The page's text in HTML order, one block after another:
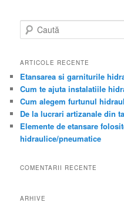
Caută
ARTICOLE RECENTE
Etansarea si garniturile
Cum te ajuta instalatiile
Cum alegem furtunul
De la lucrari artizanale din
Elemente de etansare
hidraulice/pneumatice
COMENTARII RECENTE
ARHIVE